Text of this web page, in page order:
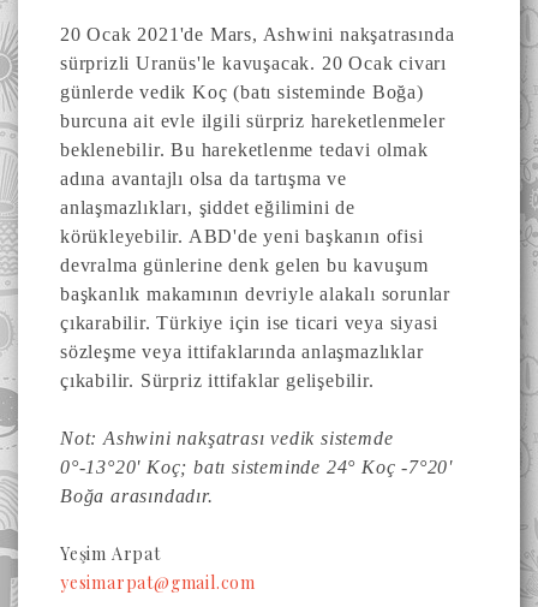
20 Ocak 2021'de Mars, Ashwini nakşatrasında
sürprizli Uranüs'le kavuşacak. 20 Ocak civarı
günlerde vedik Koç (batı sisteminde Boğa)
burcuna ait evle ilgili sürpriz hareketlenmeler
beklenebilir. Bu hareketlenme tedavi olmak
adına avantajlı olsa da tartışma ve
anlaşmazlıkları, şiddet eğilimini de
körükleyebilir. ABD'de yeni başkanın ofisi
devralma günlerine denk gelen bu kavuşum
başkanlık makamının devriyle alakalı sorunlar
çıkarabilir. Türkiye için ise ticari veya siyasi
sözleşme veya ittifaklarında anlaşmazlıklar
çıkabilir. Sürpriz ittifaklar gelişebilir.
Not: Ashwini nakşatrası vedik sistemde
0°-13°20' Koç; batı sisteminde 24° Koç -7°20'
Boğa arasındadır.
Yeşim Arpat
yesimarpat@gmail.com